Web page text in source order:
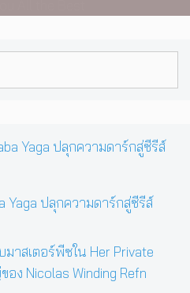
Yaga ปลุกความดาร์กสู่ซีรีส์